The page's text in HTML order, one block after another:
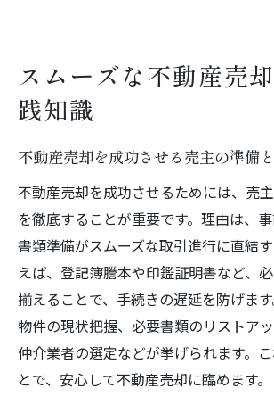
スムーズな不動産売
践知識
不動産売却を成功させる売主の準備
不動産売却を成功させるためには、売
を徹底することが重要です。理由は、
書類準備がスムーズな取引進行に直結
えば、登記簿謄本や印鑑証明書など、
揃えることで、手続きの遅延を防げます
物件の現状把握、必要書類のリストア
仲介業者の選定などが挙げられます。
とで、安心して不動産売却に臨めます。